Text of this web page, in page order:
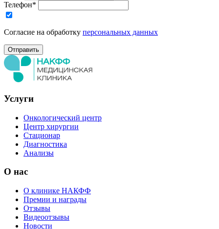
Телефон*
Согласие на обработку персональных данных
Услуги
Онкологический центр
Центр хирургии
Стационар
Диагностика
Анализы
О нас
О клинике НАКФФ
Премии и награды
Отзывы
Видеоотзывы
Новости